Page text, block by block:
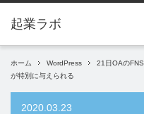
ホーム WordPress
21日OAの
が特別に与えられる
2020.03.23